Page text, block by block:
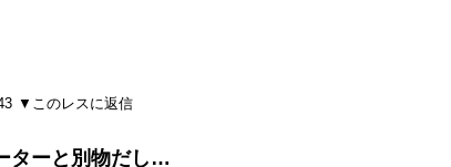
▼このレスに返信
ターと別物だし…